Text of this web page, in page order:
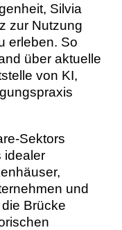
Silvia
zur Nutzung
erleben. So
über aktuelle
von KI,
Sektors
idealer
und
Brücke